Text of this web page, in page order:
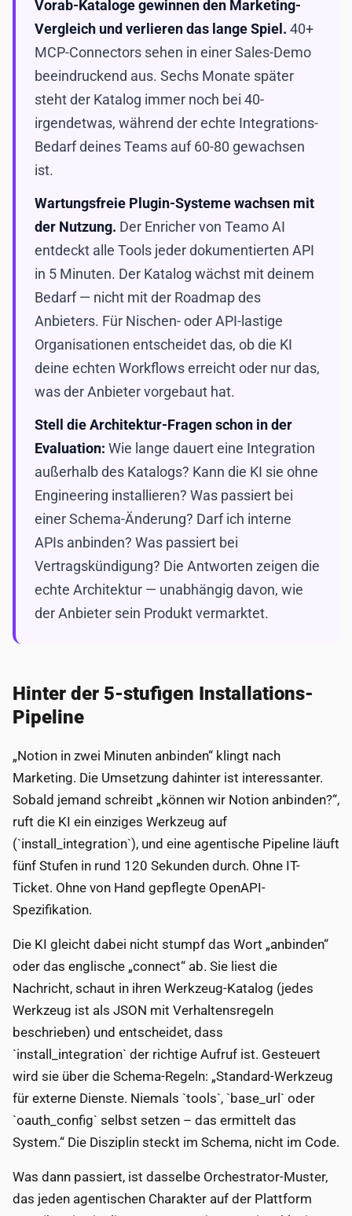
Vorab-Kataloge gewinnen den Marketing-
Vergleich und verlieren das lange Spiel. 40+
MCP-Connectors sehen in einer Sales-Demo
beeindruckend aus. Sechs Monate später
steht der Katalog immer noch bei 40-
irgendetwas, während der echte Integrations-
Bedarf deines Teams auf 60-80 gewachsen
ist.
Wartungsfreie Plugin-Systeme wachsen mit
der Nutzung. Der Enricher von Teamo AI
entdeckt alle Tools jeder dokumentierten API
in 5 Minuten. Der Katalog wächst mit deinem
Bedarf — nicht mit der Roadmap des
Anbieters. Für Nischen- oder API-lastige
Organisationen entscheidet das, ob die KI
deine echten Workflows erreicht oder nur das,
was der Anbieter vorgebaut hat.
Stell die Architektur-Fragen schon in der
Evaluation: Wie lange dauert eine Integration
außerhalb des Katalogs? Kann die KI sie ohne
Engineering installieren? Was passiert bei
einer Schema-Änderung? Darf ich interne
APIs anbinden? Was passiert bei
Vertragskündigung? Die Antworten zeigen die
echte Architektur — unabhängig davon, wie
der Anbieter sein Produkt vermarktet.
Hinter der 5-stufigen Installations-
Pipeline
„Notion in zwei Minuten anbinden“ klingt nach
Marketing. Die Umsetzung dahinter ist interessanter.
Sobald jemand schreibt „können wir Notion anbinden?“,
ruft die KI ein einziges Werkzeug auf
(`install_integration`), und eine agentische Pipeline läuft
fünf Stufen in rund 120 Sekunden durch. Ohne IT-
Ticket. Ohne von Hand gepflegte OpenAPI-
Spezifikation.
Die KI gleicht dabei nicht stumpf das Wort „anbinden“
oder das englische „connect“ ab. Sie liest die
Nachricht, schaut in ihren Werkzeug-Katalog (jedes
Werkzeug ist als JSON mit Verhaltensregeln
beschrieben) und entscheidet, dass
`install_integration` der richtige Aufruf ist. Gesteuert
wird sie über die Schema-Regeln: „Standard-Werkzeug
für externe Dienste. Niemals `tools`, `base_url` oder
`oauth_config` selbst setzen – das ermittelt das
System.“ Die Disziplin steckt im Schema, nicht im Code.
Was dann passiert, ist dasselbe Orchestrator-Muster,
das jeden agentischen Charakter auf der Plattform